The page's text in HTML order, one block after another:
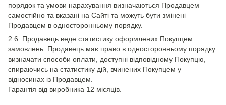
порядок та умови нарахування визначаються Продавцем
самостійно та вказані на Сайті та можуть бути змінені
Продавцем в односторонньому порядку.
2.6. Продавець веде статистику оформлених Покупцем
замовлень. Продавець має право в односторонньому порядку
визначати способи оплати, доступні відповідному Покупцю,
спираючись на статистику дій, вчинених Покупцем у
відносинах із Продавцем.
Гарантія від виробника 12 місяців.